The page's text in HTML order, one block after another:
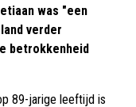
was "een
verder
betrokkenheid
89-jarige leeftijd is